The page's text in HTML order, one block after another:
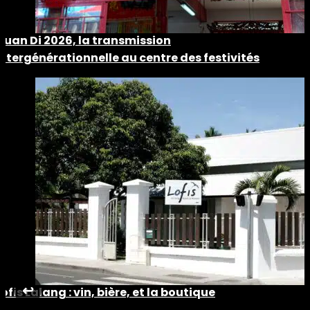
Di 2026, la transmission
au centre des festivités
Lalang : vin, bière, et la boutique
↩︎